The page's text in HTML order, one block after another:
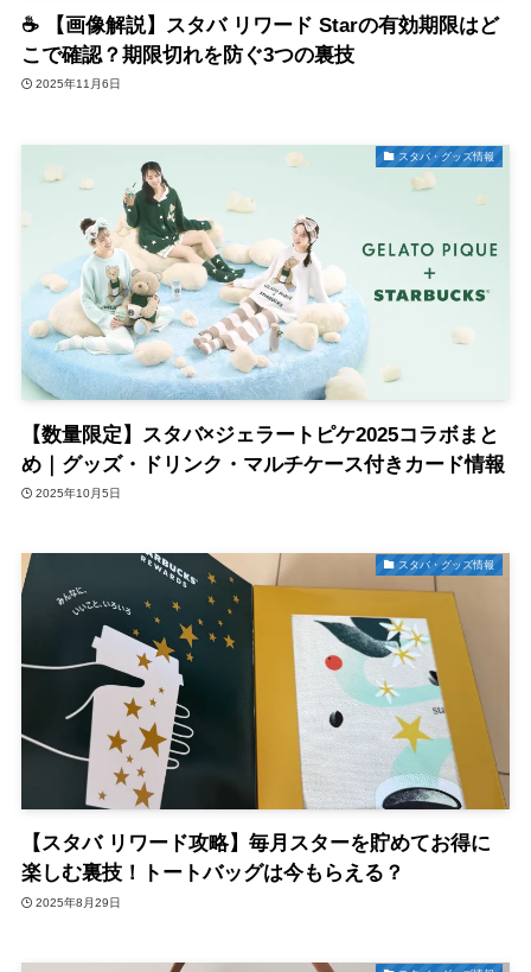
☕ 【画像解説】スタバ リワード Starの有効期限はど
こで確認？期限切れを防ぐ3つの裏技
2025年11月6日
スタバ・グッズ情報
【数量限定】スタバ×ジェラートピケ2025コラボまと
め｜グッズ・ドリンク・マルチケース付きカード情報
2025年10月5日
スタバ・グッズ情報
【スタバ リワード攻略】毎月スターを貯めてお得に
楽しむ裏技！トートバッグは今もらえる？
2025年8月29日